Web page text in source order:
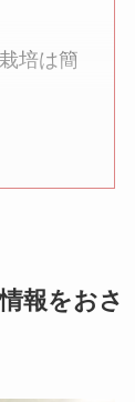
培は簡
報をおさ